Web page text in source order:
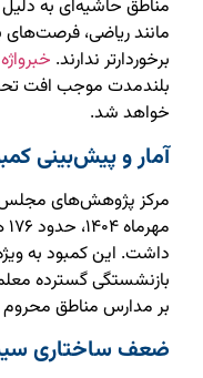
مناطق حاشیه‌ای به
مانند ریاضی، فرصت‌های
برخوردارتر ندارند. خبرواژه
بلندمدت موجب افت
خواهد شد.
آمار و پیش‌بینی
مرکز پژوهش‌های مجلس
داشت. این کمبود به
بازنشستگی گسترده
بر مدارس مناطق محروم
ضعف ساختاری